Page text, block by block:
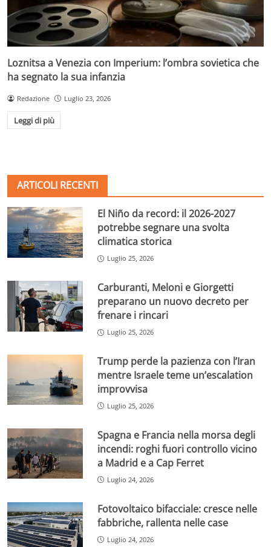
Loznitsa a Venezia con Imperium: l’ombra sovietica che
ha segnato la sua infanzia
Redazione Luglio 23, 2026
Leggi di più
ARTICOLI RECENTI
El Niño da record: il 2026-2027
potrebbe segnare una svolta
climatica storica
Luglio 25, 2026
Carburanti, Meloni e Giorgetti
preparano un nuovo decreto per
frenare i rincari
Luglio 25, 2026
Trump perde la pazienza con l’Iran
mentre Israele teme un’escalation
improvvisa
Luglio 25, 2026
Spagna e Francia nella morsa degli
incendi: roghi fuori controllo vicino
a Madrid e a Cap Ferret
Luglio 24, 2026
Fotovoltaico bifacciale: cresce nelle
fabbriche, rallenta nelle case
Luglio 24, 2026